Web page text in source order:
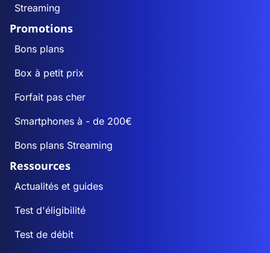
Streaming
Promotions
Bons plans
Box à petit prix
Forfait pas cher
Smartphones à - de 200€
Bons plans Streaming
Ressources
Actualités et guides
Test d'éligibilité
Test de débit